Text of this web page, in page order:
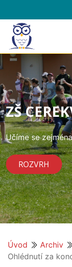
ZŠ
Učíme se
ROZVRH
Úvod Archiv
Ohlédnutí za